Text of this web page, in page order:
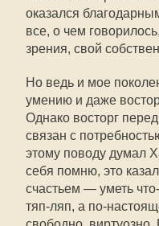
оказался
все, о чем
зрения, свой
Но ведь и мое
умению и даже
Однако восторг
связан с
этому поводу думал
себя помню, это
счастьем — уметь
тяп-ляп, а по-